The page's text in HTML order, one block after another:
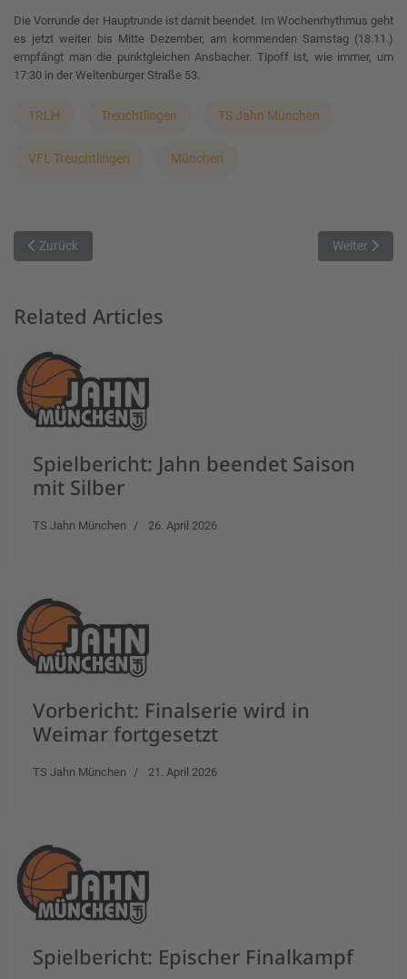
Die Vorrunde der Hauptrunde ist damit beendet. Im Wochenrhythmus geht
es jetzt weiter bis Mitte Dezember, am kommenden Samstag (18.11.)
empfängt man die punktgleichen Ansbacher. Tipoff ist, wie immer, um
17:30 in der Weltenburger Straße 53.
1RLH Treuchtlingen TS Jahn München
VFL Treuchtlingen München
Vorheriger Beitrag: Mit Neuzugang und Energie zum klaren
Zurück Nächster
Weiter
Related Articles
Spielbericht: Jahn beendet Saison
mit Silber
TS Jahn München 26. April 2026
Vorbericht: Finalserie wird in
Weimar fortgesetzt
TS Jahn München 21. April 2026
Spielbericht: Epischer Finalkampf